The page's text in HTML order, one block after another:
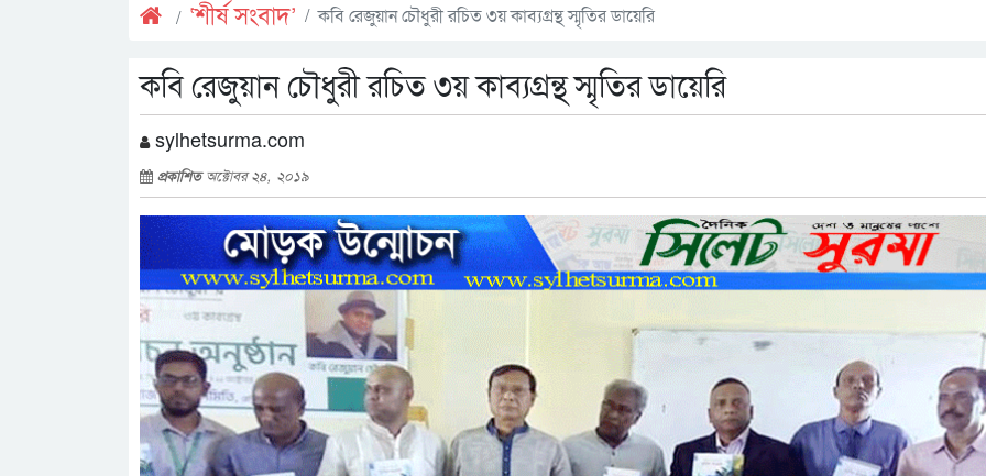
‘শীর্ষ সংবাদ’ কবি রেজুয়ান চৌধুরী রচিত ৩য় কাব্যগ্রন্থ স্মৃতির ডায়েরি
কবি রেজুয়ান চৌধুরী রচিত ৩য় কাব্যগ্রন্থ স্মৃতির ডায়েরি
sylhetsurma.com
প্রকাশিতঅক্টোবর ২৪, ২০১৯